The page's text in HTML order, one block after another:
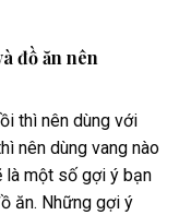
đồ ăn nên
thì nên dùng với
nên dùng vang nào
là một số gợi ý bạn
ăn. Những gợi ý